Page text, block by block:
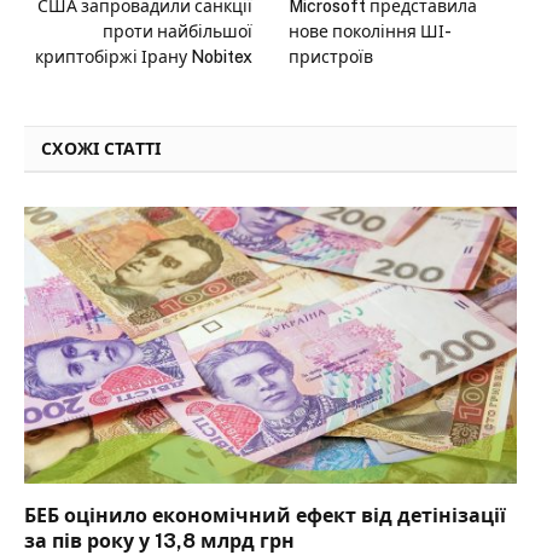
США запровадили санкції
проти найбільшої
криптобіржі Ірану Nobitex
Microsoft представила
нове покоління ШІ-
пристроїв
СХОЖІ СТАТТІ
БЕБ оцінило економічний ефект від детінізації
за пів року у 13,8 млрд грн